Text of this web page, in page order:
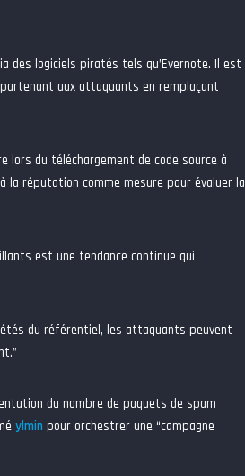
des logiciels piratés tels qu’Evernote. Il est
aux attaquants en remplaçant
lors du téléchargement de code source à
réputation comme mesure pour évaluer la
est une tendance continue qui
du référentiel, les attaquants peuvent
du nombre de paquets de spam
ylmin pour orchestrer une “campagne